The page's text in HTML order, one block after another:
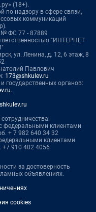
(18+).
по надзору в сфере связи,
коммуникаций
ФС 77 - 87889
"ИНТЕРНЕТ
ул. Ленина, д. 12, 6 этаж, 8
Павлович
173@shkulev.ru
государственных органов:
.
федеральными клиентами
+ 7 982 640 34 32
клиентами
+7 910 402 4056
за достоверность
объявлениях.
cookies